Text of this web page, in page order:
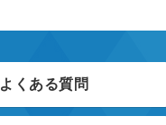
よくある質問